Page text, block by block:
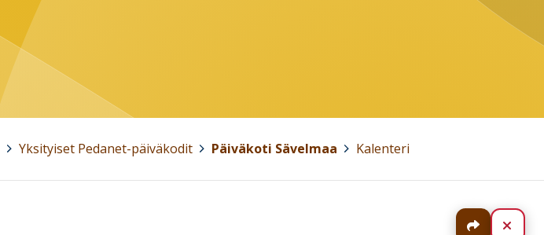
Yksityiset Pedanet-päiväkodit Päiväkoti Sävelmaa Kalenteri
Jaa